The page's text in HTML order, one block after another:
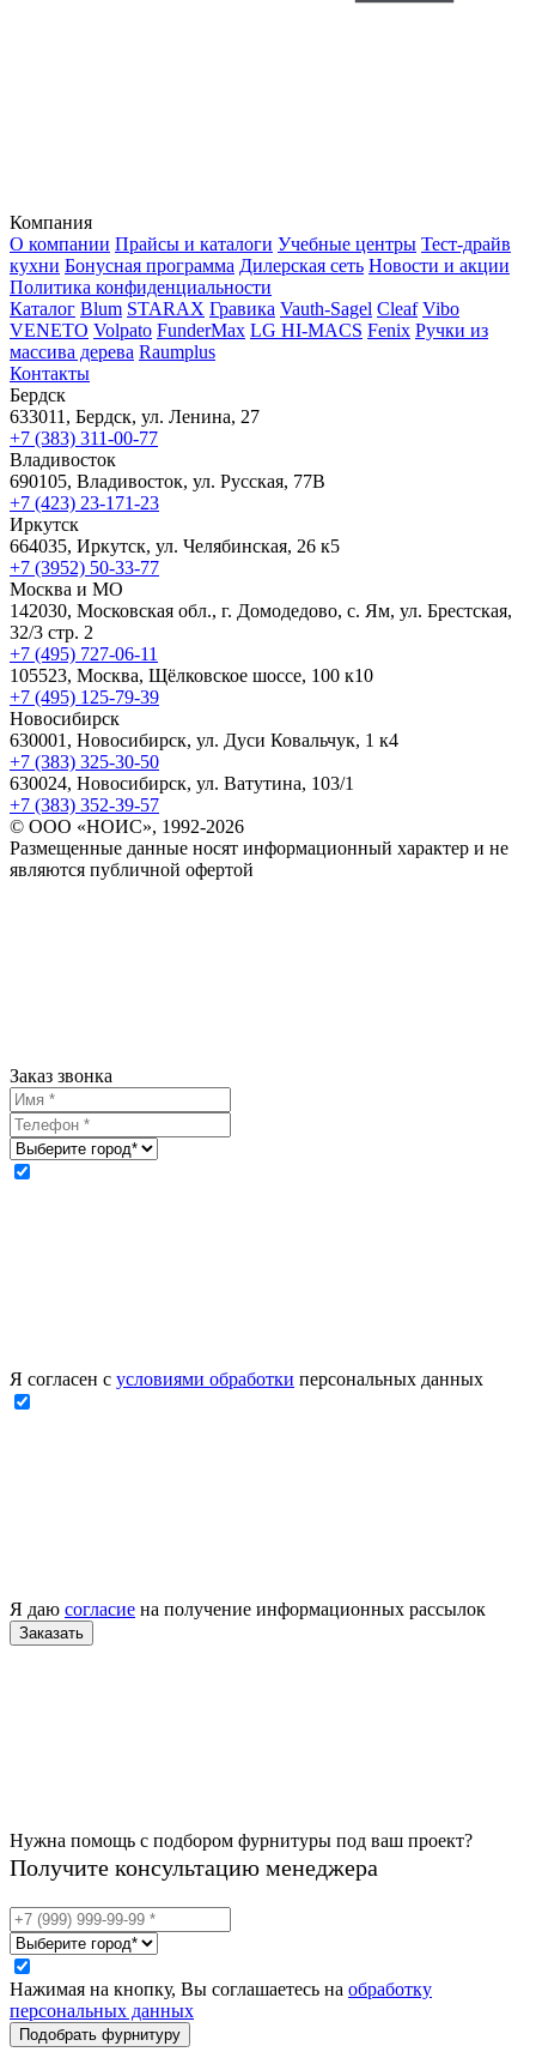
Компания
О компании Прайсы и каталоги Учебные центры Тест-драйв
кухни Бонусная программа Дилерская сеть Новости и акции
Политика конфиденциальности
Каталог Blum STARAX Гравика Vauth-Sagel Cleaf Vibo
VENETO Volpato FunderMax LG HI-MACS Fenix Ручки из
массива дерева Raumplus
Контакты
Бердск
633011, Бердск, ул. Ленина, 27
+7 (383) 311-00-77
Владивосток
690105, Владивосток, ул. Русская, 77В
+7 (423) 23-171-23
Иркутск
664035, Иркутск, ул. Челябинская, 26 к5
+7 (3952) 50-33-77
Москва и МО
142030, Московская обл., г. Домодедово, с. Ям, ул. Брестская,
32/3 стр. 2
+7 (495) 727-06-11
105523, ​Москва, Щёлковское шоссе, 100 к10
+7 (495) 125-79-39
Новосибирск
630001, Новосибирск, ул. Дуси Ковальчук, 1 к4
+7 (383) 325-30-50
630024, Новосибирск, ул. Ватутина, 103/1
+7 (383) 352-39-57
© ООО «НОИС», 1992-2026
Размещенные данные носят информационный характер и не
являются публичной офертой
Заказ звонка
Я согласен с условиями обработки персональных данных
Я даю согласие на получение информационных рассылок
Нужна помощь с подбором фурнитуры под ваш проект?
Получите консультацию менеджера
Нажимая на кнопку, Вы соглашаетесь на обработку
персональных данных